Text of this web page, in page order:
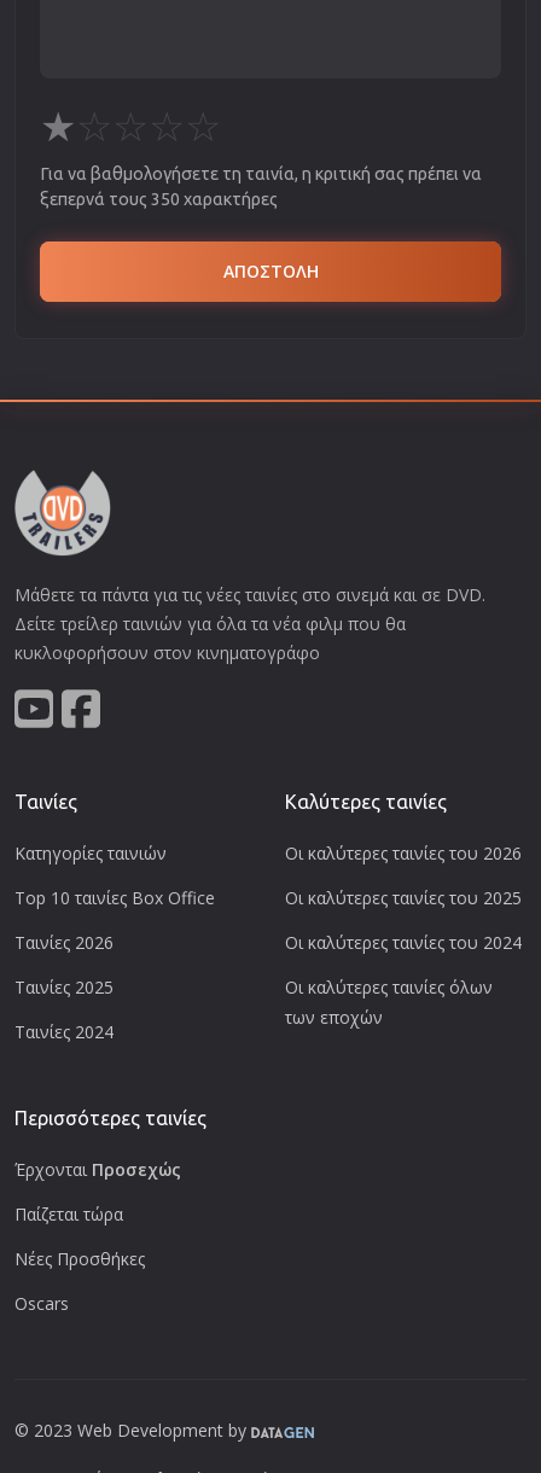
★☆☆☆☆
Για να βαθμολογήσετε τη ταινία, η κριτική σας πρέπει να
ξεπερνά τους 350 χαρακτήρες
ΑΠΟΣΤΟΛΗ
Μάθετε τα πάντα για τις νέες ταινίες στο σινεμά και σε DVD.
Δείτε τρείλερ ταινιών για όλα τα νέα φιλμ που θα
κυκλοφορήσουν στον κινηματογράφο
Ταινίες
Κατηγορίες ταινιών
Top 10 ταινίες Box Office
Ταινίες 2026
Ταινίες 2025
Ταινίες 2024
Καλύτερες ταινίες
Οι καλύτερες ταινίες του 2026
Οι καλύτερες ταινίες του 2025
Οι καλύτερες ταινίες του 2024
Οι καλύτερες ταινίες όλων
των εποχών
Περισσότερες ταινίες
Έρχονται Προσεχώς
Παίζεται τώρα
Νέες Προσθήκες
Oscars
© 2023 Web Development by